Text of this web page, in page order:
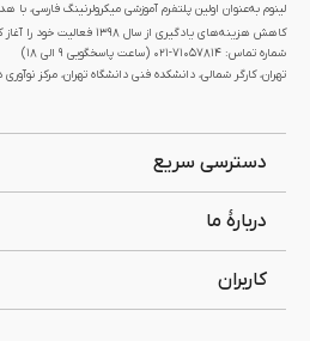
لینوم به‌عنوان اولین پلتفرم آموزشی میکرولرنینگ فارسی،
کاهش هزینه‌های یادگیری از سال 1398 فعالیت خود را آغاز کرده‌است.
شماره تماس: 71057814-021 (ساعت پاسخگویی ۹ الی ۱۸)
تهران، کارگر شمالی، دانشکده فنی دانشگاه تهران، مرکز
دسترسی سریع
دربارۀ ما
کاربران